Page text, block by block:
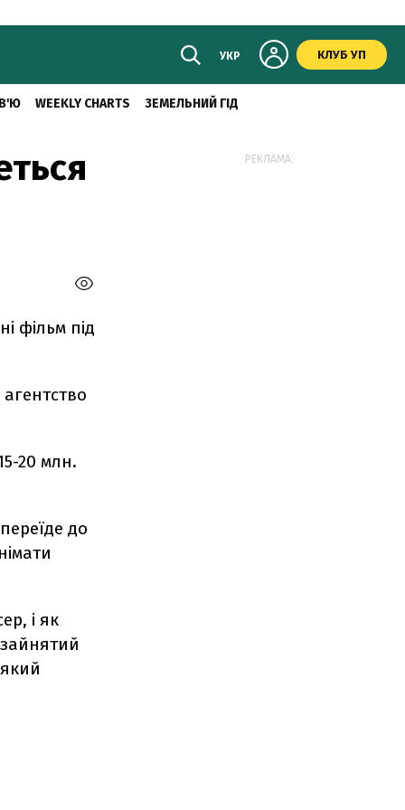
УКР КЛУБ УП
WEEKLY CHARTS ЗЕМЕЛЬНИЙ ГІД
фільм під
20 млн.
до
і як
РЕКЛАМА: